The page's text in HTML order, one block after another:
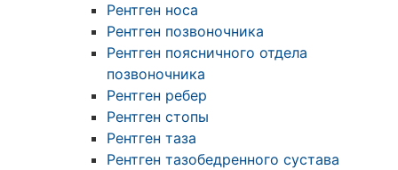
Рентген носа
Рентген позвоночника
Рентген поясничного отдела
позвоночника
Рентген ребер
Рентген стопы
Рентген таза
Рентген тазобедренного сустава